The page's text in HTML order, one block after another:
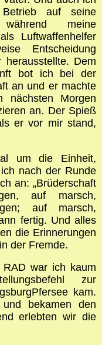
auf seine
während meine
Luftwaffenhelfer
Entscheidung
Dem
bot ich bei der
an und er machte
nächsten Morgen
an. Der Spieß
er vor mir stand,
um die Einheit,
nach der Runde
an: „Brüderschaft
auf marsch,
auf marsch,
fertig. Und alles
die Erinnerungen
der Fremde.
war ich kaum
zur
kam.
bekamen den
erlebten wir die